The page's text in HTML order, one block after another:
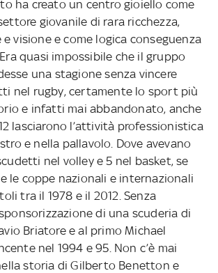
ha creato un centro gioiello come
giovanile di rara ricchezza,
visione e come logica conseguenza
quasi impossibile che il gruppo
una stagione senza vincere
nel rugby, certamente lo sport più
e infatti mai abbandonato, anche
lasciarono l’attività professionistica
e nella pallavolo. Dove avevano
nel volley e 5 nel basket, se
le coppe nazionali e internazionali
tra il 1978 e il 2012. Senza
di una scuderia di
Briatore e al primo Michael
nel 1994 e 95. Non c’è mai
storia di Gilberto Benetton e